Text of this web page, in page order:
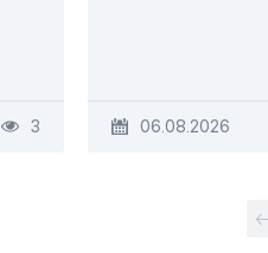
3 06.08.2026